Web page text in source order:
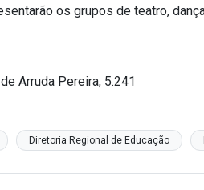
os grupos de teatro,
Arruda Pereira, 5.241
Diretoria Regional de Educação